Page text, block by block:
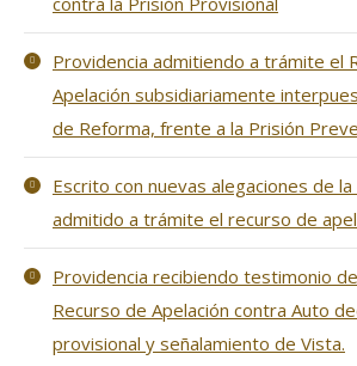
Providencia admitiendo a trámite el
Apelación subsidiariamente
de Reforma, frente a la Prisión
Escrito con nuevas alegaciones de
admitido a trámite el recurso de
Providencia recibiendo testimonio
Recurso de Apelación contra Auto
provisional y señalamiento de Vista.